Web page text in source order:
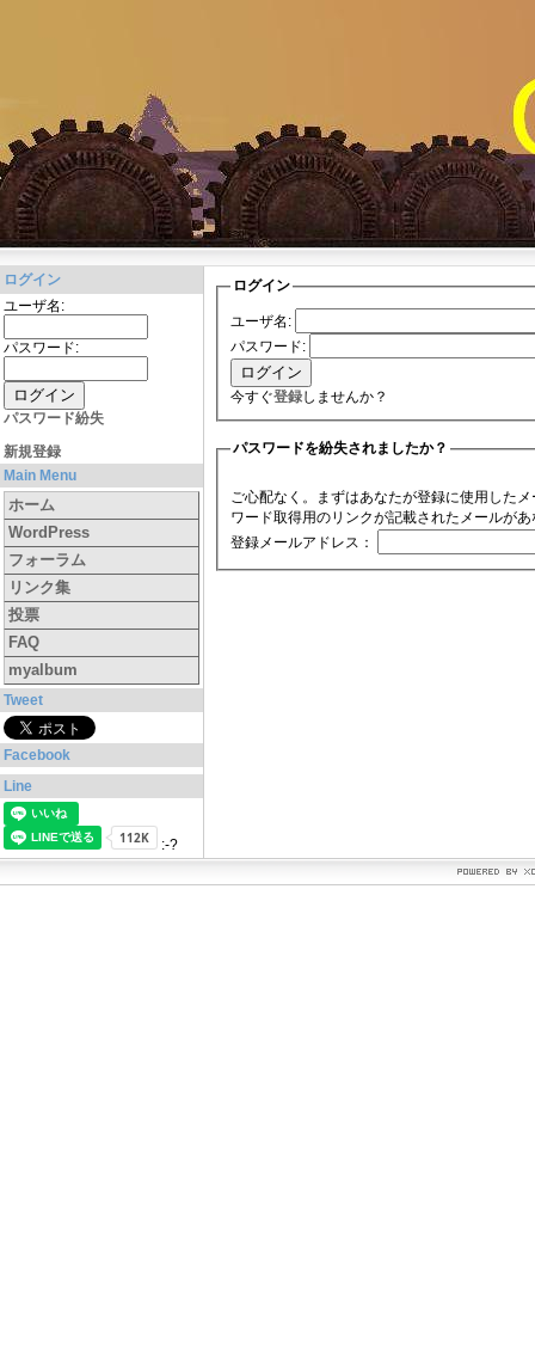
ログイン
ユーザ名:
パスワード:
パスワード紛失
新規登録
Main Menu
ホーム
WordPress
フォーラム
リンク集
投票
FAQ
myalbum
Tweet
Facebook
Line
:-?
ログイン
ユーザ名:
パスワード:
今すぐ登録しませんか？
パスワードを紛失されましたか？
ご心配なく。まずはあなたが登録に使用した
ワード取得用のリンクが記載されたメールが
登録メールアドレス：